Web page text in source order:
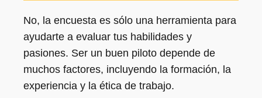
No, la encuesta es sólo una herramienta para
ayudarte a evaluar tus habilidades y
pasiones. Ser un buen piloto depende de
muchos factores, incluyendo la formación, la
experiencia y la ética de trabajo.